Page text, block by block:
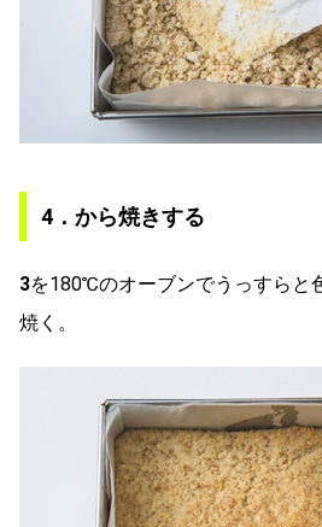
4．から焼きする
3を180℃のオーブンでうっすらと
焼く。